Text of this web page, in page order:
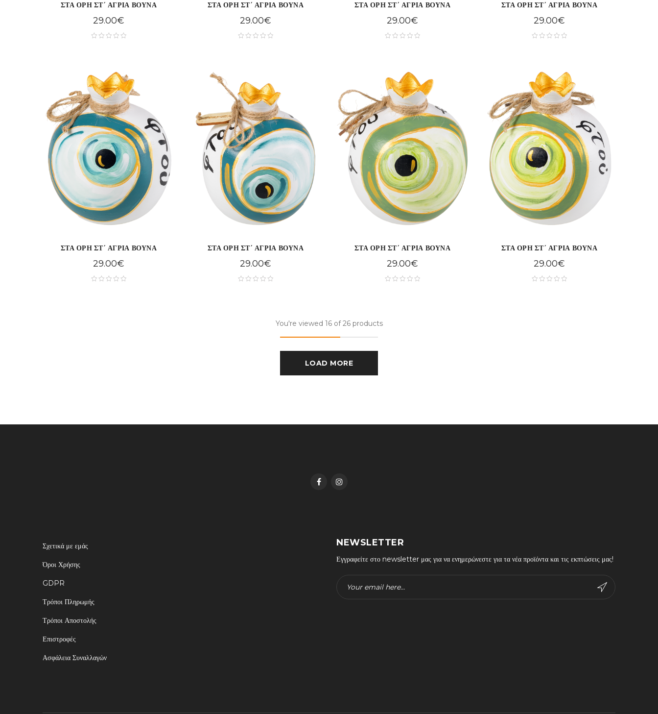
ΣΤΑ ΟΡΗ ΣΤ΄ ΑΓΡΙΑ ΒΟΥΝΑ
29.00€
ΣΤΑ ΟΡΗ ΣΤ΄ ΑΓΡΙΑ ΒΟΥΝΑ
29.00€
ΣΤΑ ΟΡΗ ΣΤ΄ ΑΓΡΙΑ ΒΟΥΝΑ
29.00€
ΣΤΑ ΟΡΗ ΣΤ΄ ΑΓΡΙΑ ΒΟΥΝΑ
29.00€
ΣΤΑ ΟΡΗ ΣΤ΄ ΑΓΡΙΑ ΒΟΥΝΑ
29.00€
ΣΤΑ ΟΡΗ ΣΤ΄ ΑΓΡΙΑ ΒΟΥΝΑ
29.00€
ΣΤΑ ΟΡΗ ΣΤ΄ ΑΓΡΙΑ ΒΟΥΝΑ
29.00€
ΣΤΑ ΟΡΗ ΣΤ΄ ΑΓΡΙΑ ΒΟΥΝΑ
29.00€
You're viewed 16 of 26 products
LOAD MORE
Σχετικά με εμάς
Όροι Χρήσης
GDPR
Τρόποι Πληρωμής
Τρόποι Αποστολής
Επιστροφές
Ασφάλεια Συναλλαγών
NEWSLETTER
Εγγραφείτε στο newsletter μας για να ενημερώνεστε για τα νέα προϊόντα και τις εκπτώσεις μας!